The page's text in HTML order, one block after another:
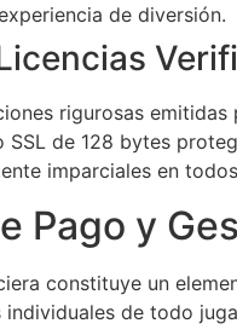
de diversión.
rigurosas
SSL de 128 bytes
imparciales en
Pago y
constituye un
individuales de todo